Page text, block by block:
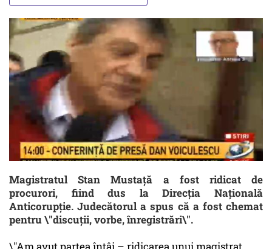
Magistratul Stan Mustață a fost ridicat de
procurori, fiind dus la Direcția Națională
Anticorupție. Judecătorul a spus că a fost chemat
pentru \"discuții, vorbe, înregistrări\".